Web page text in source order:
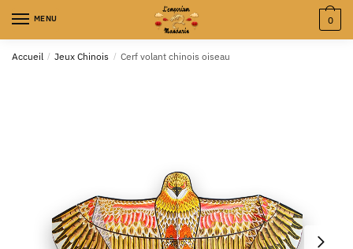
MENU 0
Accueil / Jeux Chinois / Cerf volant chinois oiseau